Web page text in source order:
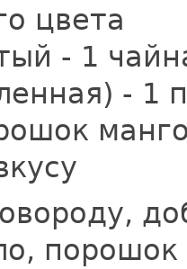
цвета
- 1
- 1